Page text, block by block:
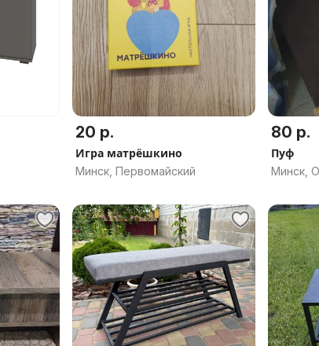
20 р.
Игра матрёшкино
Минск, Первомайский
80 р.
Пуф
Минск,